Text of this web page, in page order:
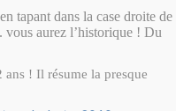
tapant dans la case droite de
vous aurez l’historique ! Du
! Il résume la presque